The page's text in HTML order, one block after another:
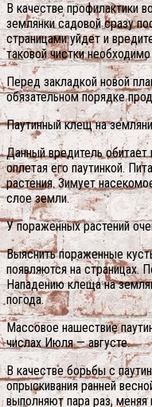
В качестве профилактики
землянки садовой сразу
страницами уйдет и
таковой чистки
Перед закладкой новой
обязательном порядке
Паутинный клещ на
Данный вредитель обитает
оплетая его паутинкой.
растения. Зимует
слое земли.
У пораженных растений
Выяснить пораженные
появляются на страницах.
Нападению клеща на
погода.
Массовое нашествие
числах Июля — августе.
В качестве борьбы с
опрыскивания ранней
выполняют пара раз,